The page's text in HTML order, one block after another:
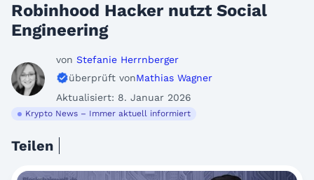
Robinhood Hacker nutzt Social
Engineering
von Stefanie Herrnberger
überprüft vonMathias Wagner
Aktualisiert: 8. Januar 2026
Krypto News – Immer aktuell informiert
Teilen